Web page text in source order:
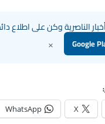
الناصرية وكن على اطلاع
×
X
WhatsApp